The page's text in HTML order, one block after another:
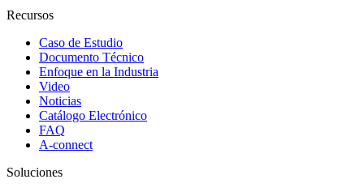
Recursos
Caso de Estudio
Documento Técnico
Enfoque en la Industria
Video
Noticias
Catálogo Electrónico
FAQ
A-connect
Soluciones